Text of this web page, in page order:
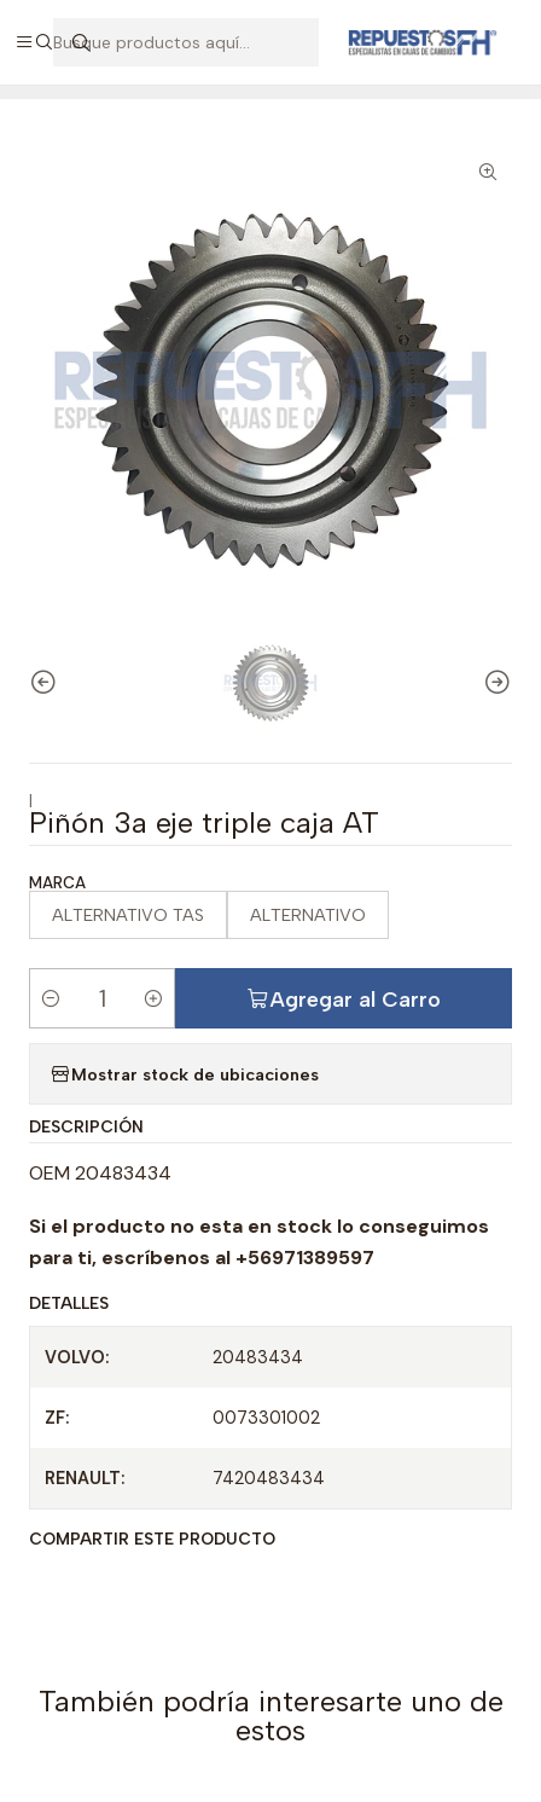
Hablemos por WhatsApp +56 9 7138 9597 / +56 9 8500 2568
|
Piñón 3a eje triple caja AT
MARCA
ALTERNATIVO TAS ALTERNATIVO
i
d
d
Agregar al Carro
Mostrar stock de ubicaciones
DESCRIPCIÓN
OEM 20483434
Si el producto no esta en stock lo conseguimos
para ti, escríbenos al +56971389597
DETALLES
VOLVO: 20483434
ZF: 0073301002
RENAULT: 7420483434
COMPARTIR ESTE PRODUCTO
También podría interesarte uno de
estos